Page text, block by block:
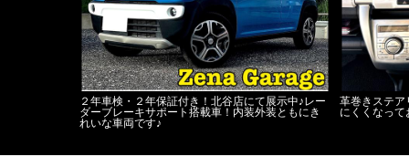
２年車検・２年保証付き！北谷店にて展示中♪レー
ダーブレーキサポート搭載車！内装外装ともにき
れいな車両です♪
革巻きステア
にくくなって